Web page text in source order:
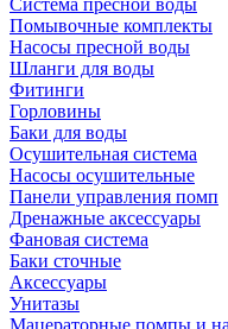
Система пресной воды
Помывочные комплекты
Насосы пресной воды
Шланги для воды
Фитинги
Горловины
Баки для воды
Осушительная система
Насосы осушительные
Панели управления помп
Дренажные аксессуары
Фановая система
Баки сточные
Аксессуары
Унитазы
Мацераторные помпы и